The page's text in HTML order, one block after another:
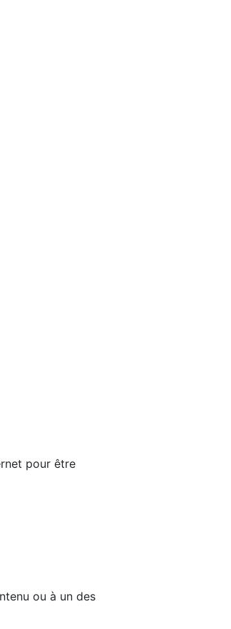
pour être
ou à un des